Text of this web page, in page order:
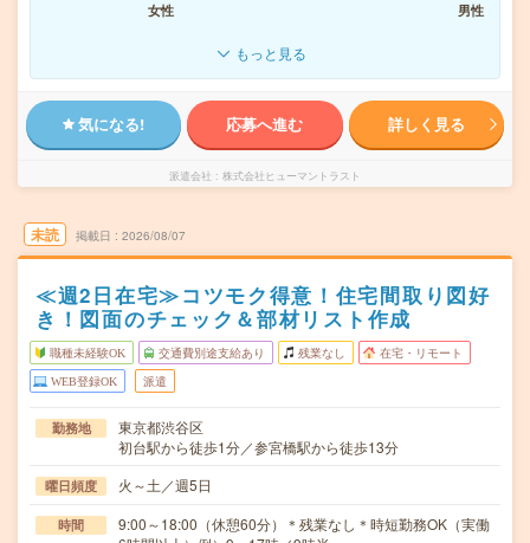
女性
男性
もっと見る
気になる! 応募へ進む 詳しく見る
派遣会社 株式会社ヒューマントラスト
未読 掲載日 2026/08/07
≪週2日在宅≫コツモク得意！住宅間取り図好
き！図面のチェック＆部材リスト作成
職種未経験OK 交通費別途支給あり 残業なし 在宅・リモート
WEB登録OK 派遣
勤務地
東京都渋谷区
初台駅から徒歩1分／参宮橋駅から徒歩13分
曜日頻度 火～土／週5日
時間
9:00～18:00（休憩60分）＊残業なし＊時短勤務OK（実働